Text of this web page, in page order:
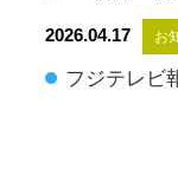
2026.04.17 お
フジテレビ